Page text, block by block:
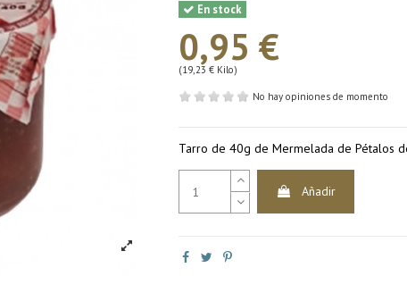
En stock
0,95 €
(19,23 € Kilo)
No hay opiniones de momento
Tarro de 40g de Mermelada de Pétalos
Añadir